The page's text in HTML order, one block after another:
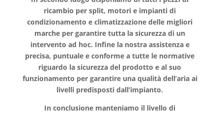
ricambio per split, motori e impianti di
condizionamento e climatizzazione delle migliori
marche per garantire tutta la sicurezza di un
intervento ad hoc. Infine la nostra assistenza e
precisa, puntuale e conforme a tutte le normative
riguardo la sicurezza del prodotto e al suo
funzionamento per garantire una qualità dell’aria ai
livelli predisposti dall’impianto.
In conclusione manteniamo il livello di